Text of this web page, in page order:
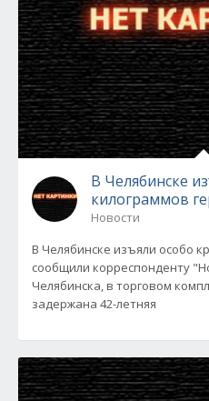
В Челябинске
килограммов
Новости
В Челябинске изъяли особо
сообщили корреспонденту
Челябинска, в торговом
задержана 42-летняя